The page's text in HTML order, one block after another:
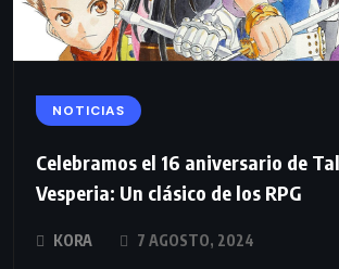
NOTICIAS
Celebramos el 16 aniversario de
Vesperia: Un clásico de los RPG
KORA 7 AGOSTO, 2024